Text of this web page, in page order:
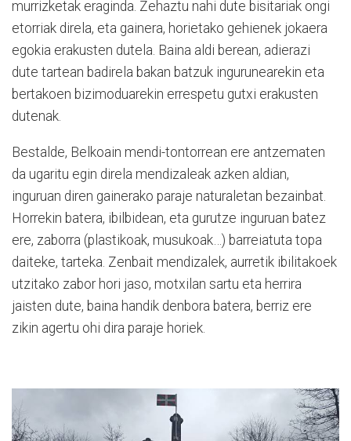
murrizketak eraginda. Zehaztu nahi dute bisitariak ongi
etorriak direla, eta gainera, horietako gehienek jokaera
egokia erakusten dutela. Baina aldi berean, adierazi
dute tartean badirela bakan batzuk ingurunearekin eta
bertakoen bizimoduarekin errespetu gutxi erakusten
dutenak.
Bestalde, Belkoain mendi-tontorrean ere antzematen
da ugaritu egin direla mendizaleak azken aldian,
inguruan diren gainerako paraje naturaletan bezainbat.
Horrekin batera, ibilbidean, eta gurutze inguruan batez
ere, zaborra (plastikoak, musukoak…) barreiatuta topa
daiteke, tarteka. Zenbait mendizalek, aurretik ibilitakoek
utzitako zabor hori jaso, motxilan sartu eta herrira
jaisten dute, baina handik denbora batera, berriz ere
zikin agertu ohi dira paraje horiek.